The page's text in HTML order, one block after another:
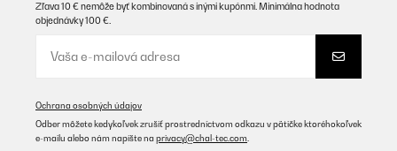
Zľava 10 € nemôže byť kombinovaná s inými kupónmi. Minimálna hodnota
objednávky 100 €.
Ochrana osobných údajov
Odber môžete kedykoľvek zrušiť prostredníctvom odkazu v pätičke ktoréhokoľvek
e-mailu alebo nám napíšte na privacy@chal-tec.com